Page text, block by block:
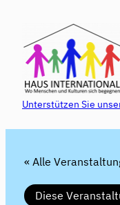
Unterstützen Sie
« Alle
Diese